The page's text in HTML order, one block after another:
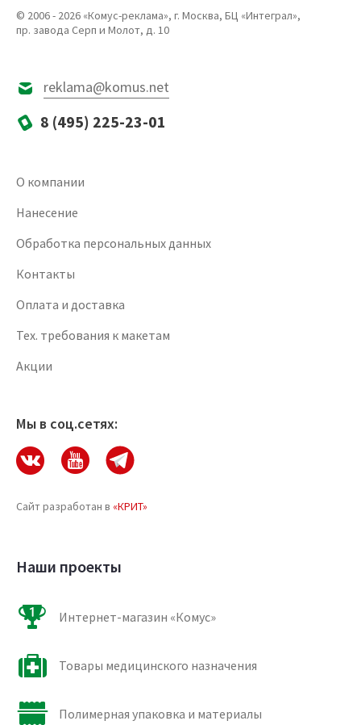
© 2006 - 2026 «Комус-реклама», г. Москва, БЦ «Интеграл»,
пр. завода Серп и Молот, д. 10
reklama@komus.net
8 (495) 225-23-01
О компании
Нанесение
Обработка персональных данных
Контакты
Оплата и доставка
Тех. требования к макетам
Акции
Мы в соц.сетях:
Сайт разработан в «КРИТ»
Наши проекты
Интернет-магазин «Комус»
Товары медицинского назначения
Полимерная упаковка и материалы